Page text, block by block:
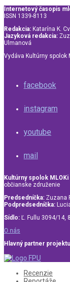
Internetový časopis
ISSN 1339-8113
Redakcia: Katarína K.
Jazyková redakcia:
Ulmanová
Vydáva Kultúrny spolok
facebook
instagram
youtube
mail
Kultúrny spolok MLOKi
občianske združenie
Predsedníčka: Zuzana
Podpredsedníčka:
Sídlo: Ľ. Fullu 3094/14,
O nás
Hlavný partner projektu
Recenzie